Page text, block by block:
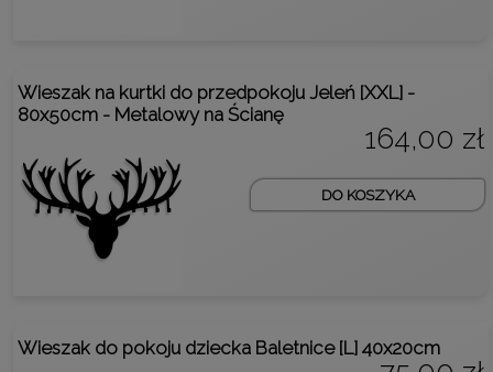
Wieszak na kurtki do przedpokoju Jeleń [XXL] -
80x50cm - Metalowy na Ścianę
164,00 zł
DO KOSZYKA
Wieszak do pokoju dziecka Baletnice [L] 40x20cm